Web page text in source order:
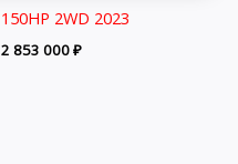
150HP 2WD 2023
2 853 000₽